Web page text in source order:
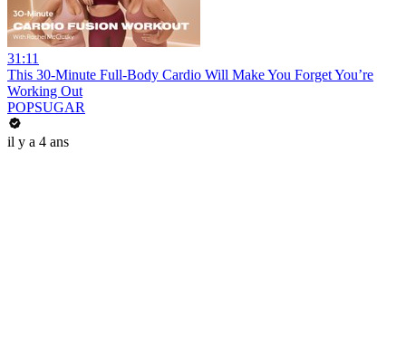
31:11
This 30-Minute Full-Body Cardio Will Make You Forget You’re
Working Out
POPSUGAR
il y a 4 ans